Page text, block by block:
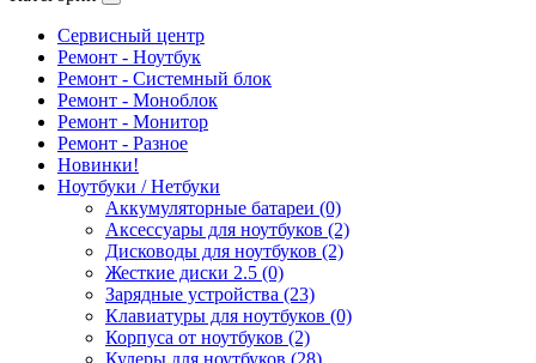
Сервисный центр
Ремонт - Ноутбук
Ремонт - Системный блок
Ремонт - Моноблок
Ремонт - Монитор
Ремонт - Разное
Новинки!
Ноутбуки / Нетбуки
Аккумуляторные батареи (0)
Аксессуары для ноутбуков (2)
Дисководы для ноутбуков (2)
Жесткие диски 2.5 (0)
Зарядные устройства (23)
Клавиатуры для ноутбуков (0)
Корпуса от ноутбуков (2)
Кулеры для ноутбуков (28)